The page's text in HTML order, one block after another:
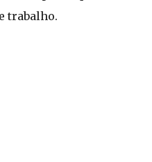
trabalho.